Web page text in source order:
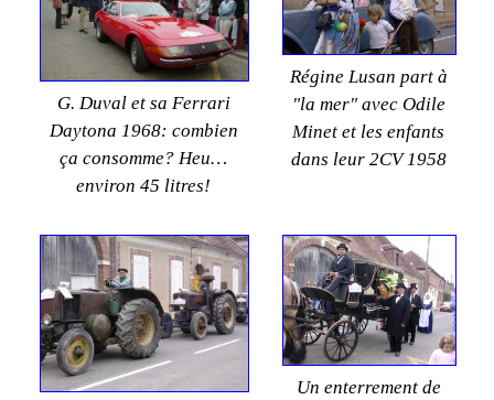
G. Duval et sa Ferrari
Daytona 1968: combien
ça consomme? Heu…
environ 45 litres!
Régine Lusan part à
"la mer" avec Odile
Minet et les enfants
dans leur 2CV 1958
Un enterrement de